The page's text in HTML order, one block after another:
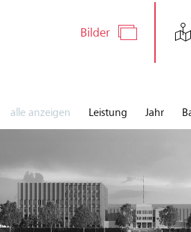
Bilder
alle anzeigen Leistung Jahr